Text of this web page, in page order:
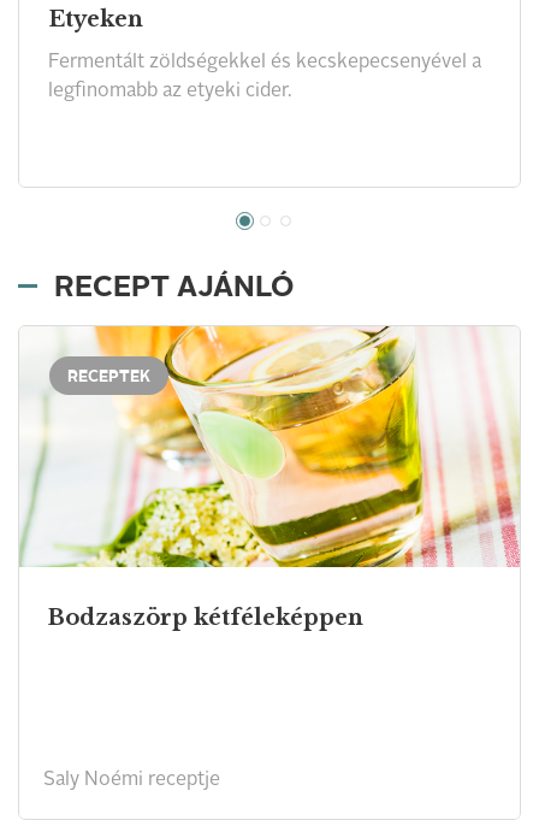
Etyeken
Fermentált zöldségekkel és kecskepecsenyével a
legfinomabb az etyeki cider.
RECEPT AJÁNLÓ
RECEPTEK
Bodzaszörp kétféleképpen
Saly Noémi receptje